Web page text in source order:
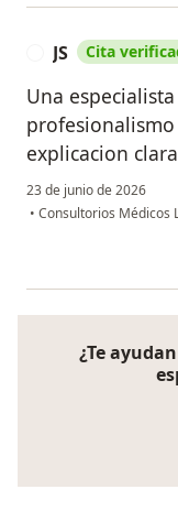
JS Cita
Una
explicacion
23 de junio de 2026
• Consultorios Médicos
¿Te